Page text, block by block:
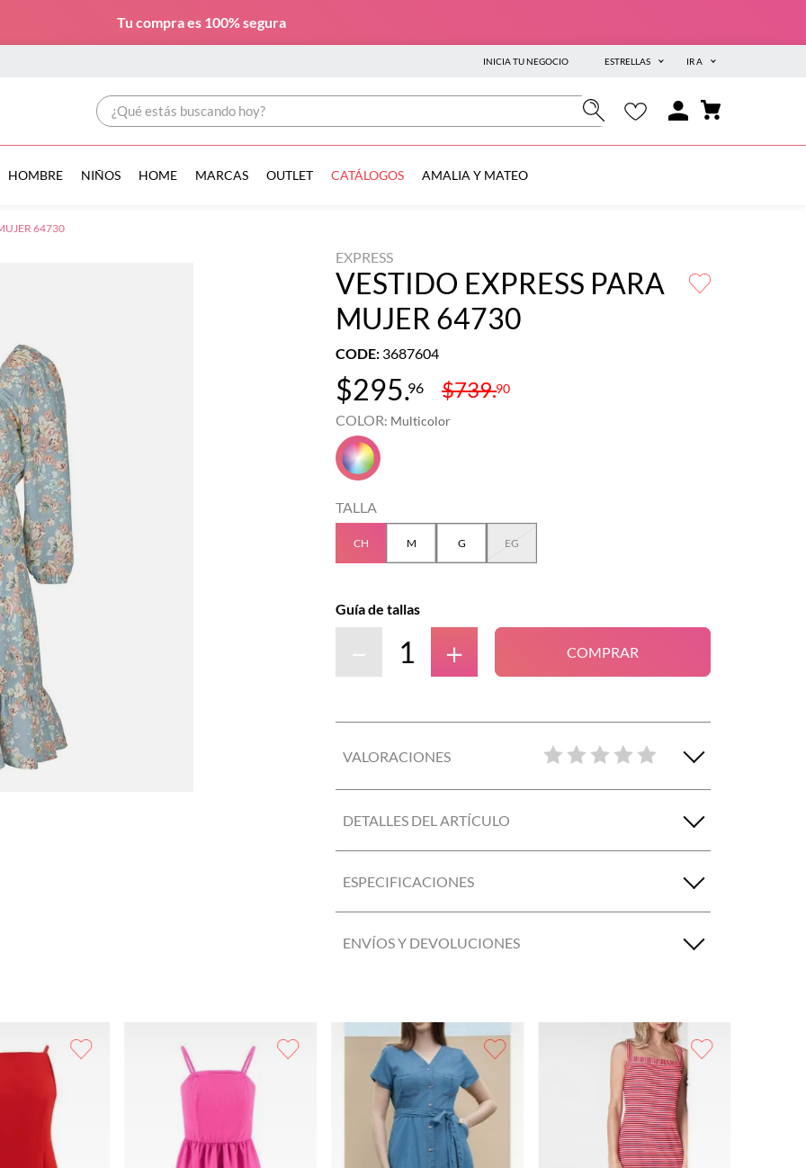
Tu compra es 100% segura
INICIA TU NEGOCIO ESTRELLAS IR A
¿Qué estás buscando hoy?
HOMBRE NIÑOS HOME MARCAS OUTLET CATÁLOGOS AMALIA Y MATEO
64730
EXPRESS
VESTIDO EXPRESS PARA
MUJER 64730
CODE: 3687604
$295.96 $739.90
COLOR: Multicolor
TALLA
CH M G EG
Guía de tallas
＋
－ COMPRAR
VALORACIONES
DETALLES DEL ARTÍCULO
ESPECIFICACIONES
ENVÍOS Y DEVOLUCIONES